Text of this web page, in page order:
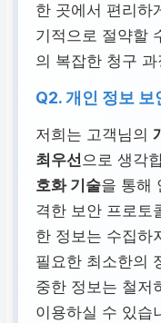
한 곳에서 편리하
기적으로 절약할
의 복잡한 청구
Q2. 개인 정보
저희는 고객님의
최우선으로 생각
호화 기술을 통해
격한 보안 프로토
한 정보는 수집하
필요한 최소한의
중한 정보는 철저
이용하실 수 있습